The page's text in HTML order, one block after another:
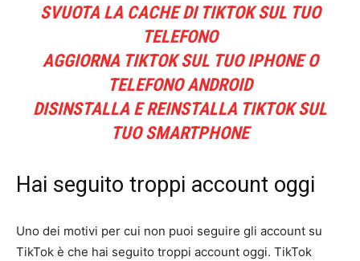
SVUOTA LA CACHE DI TIKTOK SUL TUO
TELEFONO
AGGIORNA TIKTOK SUL TUO IPHONE O
TELEFONO ANDROID
DISINSTALLA E REINSTALLA TIKTOK SUL
TUO SMARTPHONE
Hai seguito troppi account oggi
Uno dei motivi per cui non puoi seguire gli account su
TikTok è che hai seguito troppi account oggi. TikTok